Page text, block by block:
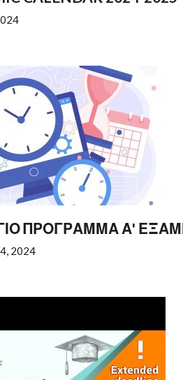
ΠΡΟΓΡΑΜΜΑ Α'
2024